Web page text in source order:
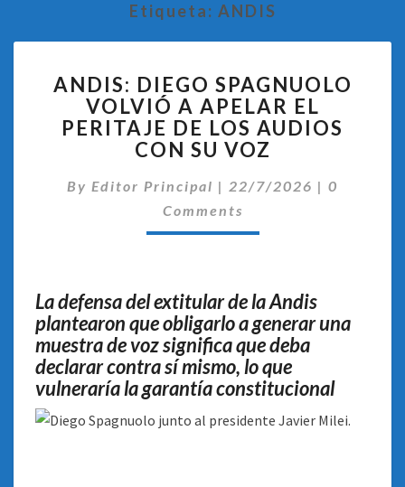
Etiqueta: ANDIS
DIEGO
SPAGNUOLO
VOLVIÓ
A
EL
PERITAJE
SU
VOZ
ANDIS: DIEGO SPAGNUOLO
VOLVIÓ A APELAR EL
PERITAJE DE LOS AUDIOS
CON SU VOZ
By Editor Principal | 22/7/2026 | 0
Comments
La defensa del extitular de la Andis
plantearon que obligarlo a generar una
muestra de voz significa que deba
declarar contra sí mismo, lo que
vulneraría la garantía constitucional